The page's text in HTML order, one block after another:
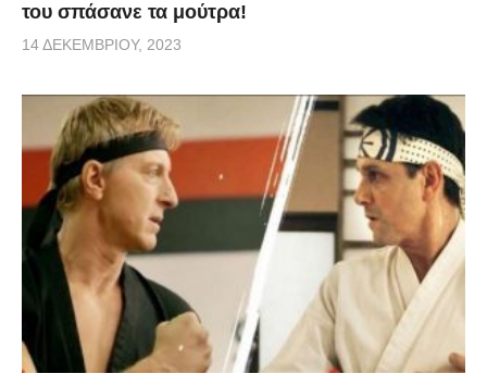
του σπάσανε τα μούτρα!
14 ΔΕΚΕΜΒΡΊΟΥ, 2023